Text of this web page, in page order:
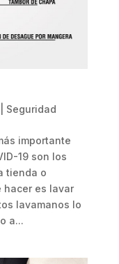
Seguridad
importante
19 son los
tienda o
hacer es lavar
lavamanos lo
a...